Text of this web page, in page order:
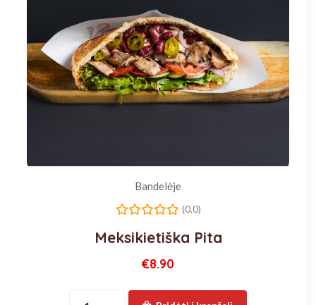
Bandelėje
(0.0)
Meksikietiška Pita
€8.90